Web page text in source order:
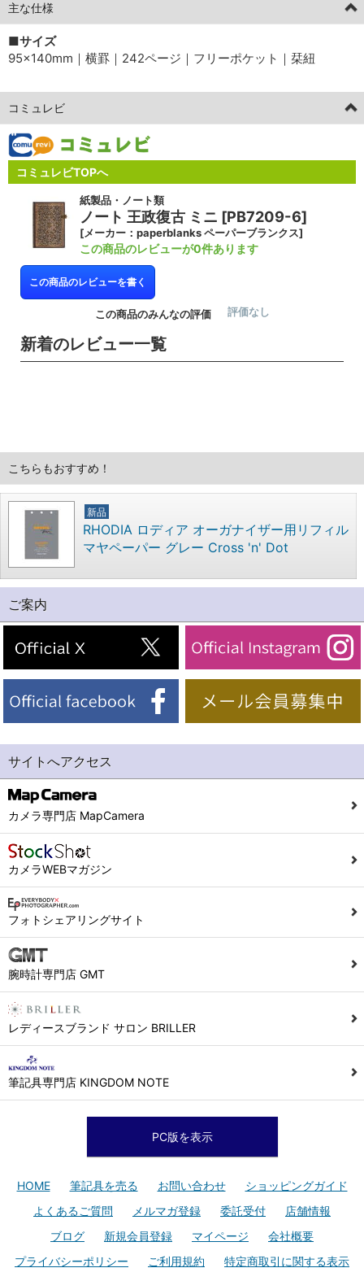
主な仕様
■サイズ
95×140mm｜横罫｜242ページ｜フリーポケット｜栞紐
コミュレビ
コミュレビTOPへ
紙製品・ノート類
ノート 王政復古 ミニ [PB7209-6]
[メーカー：paperblanks ペーパーブランクス]
この商品のレビューが0件あります
この商品のレビューを書く
この商品のみんなの評価 評価なし
新着のレビュー一覧
こちらもおすすめ！
新品
RHODIA ロディア オーガナイザー用リフィル
マヤペーパー グレー Cross 'n' Dot
ご案内
サイトへアクセス
カメラ専門店 MapCamera
カメラWEBマガジン
フォトシェアリングサイト
腕時計専門店 GMT
レディースブランド サロン BRILLER
筆記具専門店 KINGDOM NOTE
PC版を表示
HOME 筆記具を売る お問い合わせ
ショッピングガイド
よくあるご質問
メルマガ登録 委託受付
店舗情報
ブログ
新規会員登録 マイページ
会社概要
プライバシーポリシー
ご利用規約
特定商取引に関する表示